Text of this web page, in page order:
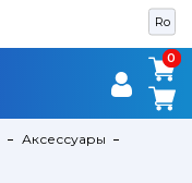
Ro
0
0
Аксессуары